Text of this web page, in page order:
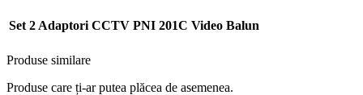
Set 2 Adaptori CCTV PNI 201C Video Balun
Produse similare
Produse care ți-ar putea plăcea de asemenea.